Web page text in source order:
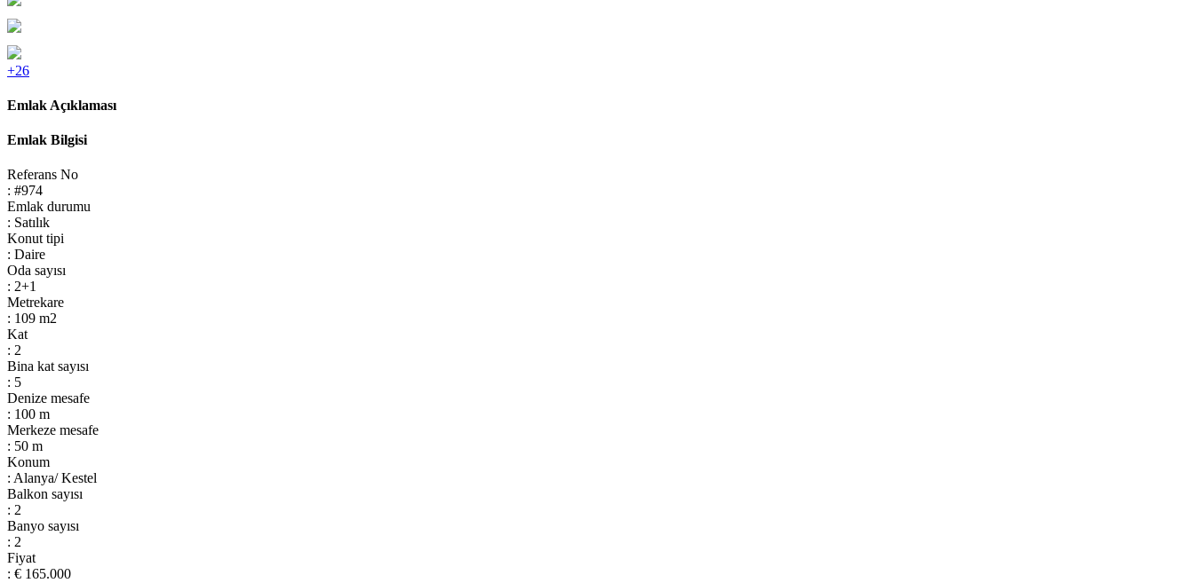
+26
Emlak Açıklaması
Emlak Bilgisi
Referans No
: #974
Emlak durumu
: Satılık
Konut tipi
: Daire
Oda sayısı
: 2+1
Metrekare
: 109 m2
Kat
: 2
Bina kat sayısı
: 5
Denize mesafe
: 100 m
Merkeze mesafe
: 50 m
Konum
: Alanya/ Kestel
Balkon sayısı
: 2
Banyo sayısı
: 2
Fiyat
: € 165.000